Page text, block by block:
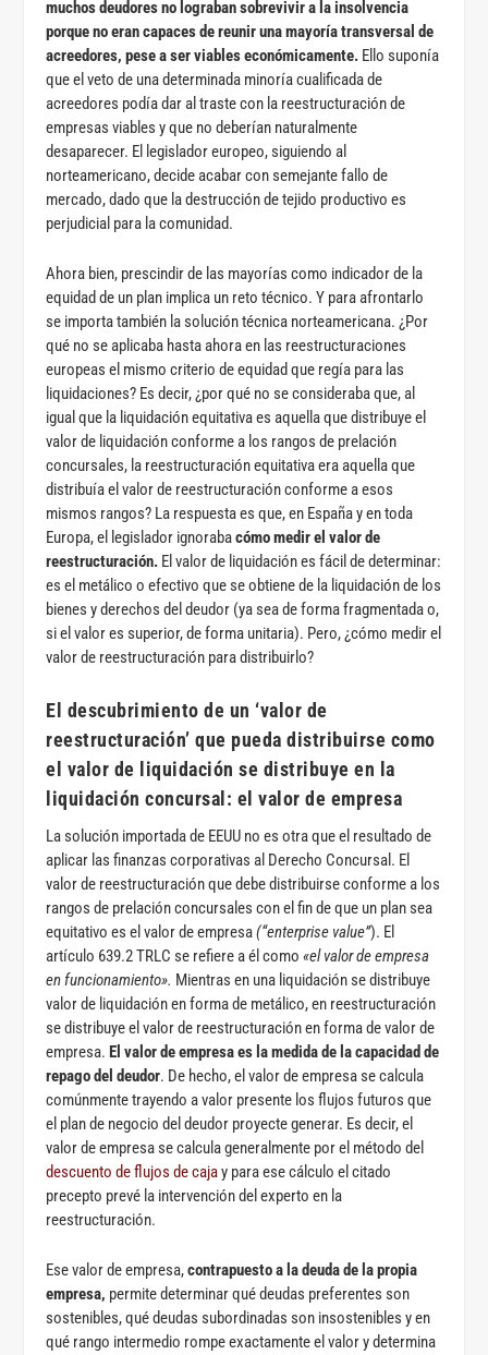
muchos deudores no lograban sobrevivir a la insolvencia
porque no eran capaces de reunir una mayoría transversal de
acreedores, pese a ser viables económicamente. Ello suponía
que el veto de una determinada minoría cualificada de
acreedores podía dar al traste con la reestructuración de
empresas viables y que no deberían naturalmente
desaparecer. El legislador europeo, siguiendo al
norteamericano, decide acabar con semejante fallo de
mercado, dado que la destrucción de tejido productivo es
perjudicial para la comunidad.
Ahora bien, prescindir de las mayorías como indicador de la
equidad de un plan implica un reto técnico. Y para afrontarlo
se importa también la solución técnica norteamericana. ¿Por
qué no se aplicaba hasta ahora en las reestructuraciones
europeas el mismo criterio de equidad que regía para las
liquidaciones? Es decir, ¿por qué no se consideraba que, al
igual que la liquidación equitativa es aquella que distribuye el
valor de liquidación conforme a los rangos de prelación
concursales, la reestructuración equitativa era aquella que
distribuía el valor de reestructuración conforme a esos
mismos rangos? La respuesta es que, en España y en toda
Europa, el legislador ignorabacómo medir el valor de
reestructuración. El valor de liquidación es fácil de determinar:
es el metálico o efectivo que se obtiene de la liquidación de los
bienes y derechos del deudor (ya sea de forma fragmentada o,
si el valor es superior, de forma unitaria). Pero, ¿cómo medir el
valor de reestructuración para distribuirlo?
El descubrimiento de un ‘valor de
reestructuración’ que pueda distribuirse como
el valor de liquidación se distribuye en la
liquidación concursal: el valor de empresa
La solución importada de EEUU no es otra que el resultado de
aplicar las finanzas corporativas al Derecho Concursal. El
valor de reestructuración que debe distribuirse conforme a los
rangos de prelación concursales con el fin de que un plan sea
equitativo es el valor de empresa(“enterprise value”). El
artículo 639.2 TRLC se refiere a él como«el valor de empresa
en funcionamiento». Mientras en una liquidación se distribuye
valor de liquidación en forma de metálico, en reestructuración
se distribuye el valor de reestructuración en forma de valor de
empresa.El valor de empresa es la medida de la capacidad de
repago del deudor. De hecho, el valor de empresa se calcula
comúnmente trayendo a valor presente los flujos futuros que
el plan de negocio del deudor proyecte generar. Es decir, el
valor de empresa se calcula generalmente por el método del
descuento de flujos de cajay para ese cálculo el citado
precepto prevé la intervención del experto en la
reestructuración.
Ese valor de empresa,contrapuesto a la deuda de la propia
empresa, permite determinar qué deudas preferentes son
sostenibles, qué deudas subordinadas son insostenibles y en
qué rango intermedio rompe exactamente el valor y determina